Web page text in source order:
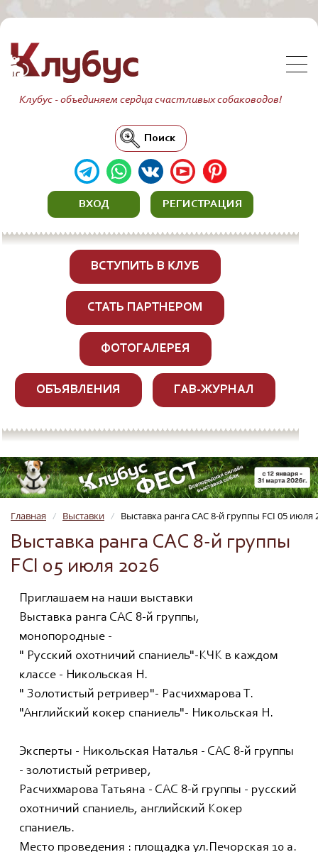
Клубус - объединяем сердца счастливых собаководов!
Поиск
ВХОД РЕГИСТРАЦИЯ
ВСТУПИТЬ В КЛУБ
СТАТЬ ПАРТНЕРОМ
ФОТОГАЛЕРЕЯ
ОБЪЯВЛЕНИЯ ГАВ-ЖУРНАЛ
Главная / Выставки / Выставка ранга САС 8-й группы FCI 05 июля
Выставка ранга САС 8-й группы
FCI 05 июля 2026
Приглашаем на наши выставки
Выставка ранга САС 8-й группы,
монопородные -
" Русский охотничий спаниель"-КЧК в каждом
классе - Никольская Н.
" Золотистый ретривер"- Расчихмарова Т.
"Английский кокер спаниель"- Никольская Н.
Эксперты - Никольская Наталья - САС 8-й группы
- золотистый ретривер,
Расчихмарова Татьяна - САС 8-й группы - русский
охотничий спаниель, английский Кокер
спаниель.
Место проведения : площадка ул.Печорская 10 а.